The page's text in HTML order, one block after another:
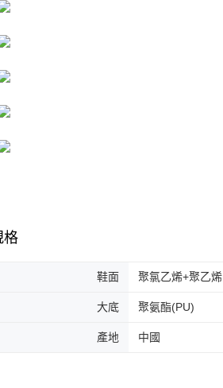
格
鞋面 聚氯乙烯+聚乙烯
大底 聚氨酯(PU)
產地 中國